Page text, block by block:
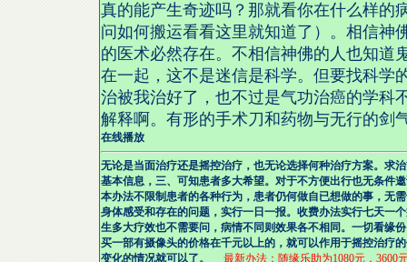
真的能产生奇迹吗？那就看你在什么样的
问如何搬运看看这里就知道了）。相信神
的医术必然存在。不相信神佛的人也知道
在一起，这不是迷信是科学。但要找科学
治被我治好了，也不过是气功治癌的学科
解释啊。有形的手术刀和药物与无行的剑
在线播放
无论是当面治疗还是摇控治疗，也无论选择何种治疗方案。求
基本信息，三、可知患者多大希望。对于不方便出行也无条件
本办法不限制患者的各种行为，患者仍何做自已想做的事，无
身体感受和存在的问题，实行一日一报。收费办法实行七天一
生多大疗效也不需要问，病情不同则效果各不相同。一切看缘
买一部有摄像头的价格在千元以上的，就可以作用于摇控治疗
变化的情况就可以了。
最新办法： 随缘乐助为1080元，3600